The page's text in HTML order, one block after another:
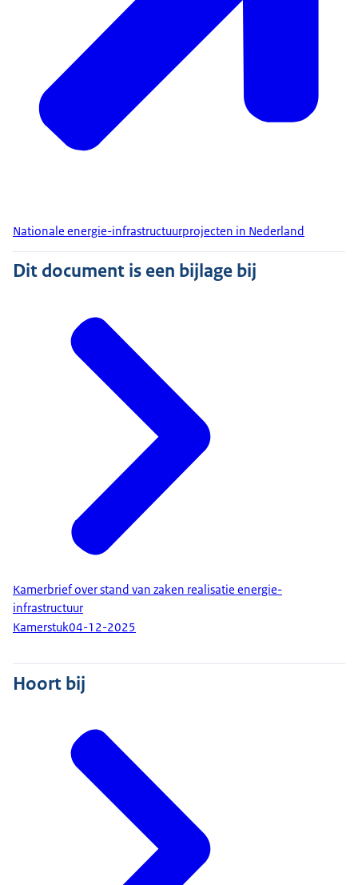
Nationale energie-infrastructuurprojecten in Nederland
Dit document is een bijlage bij
Kamerbrief over stand van zaken realisatie energie-
infrastructuur
Kamerstuk04-12-2025
Hoort bij